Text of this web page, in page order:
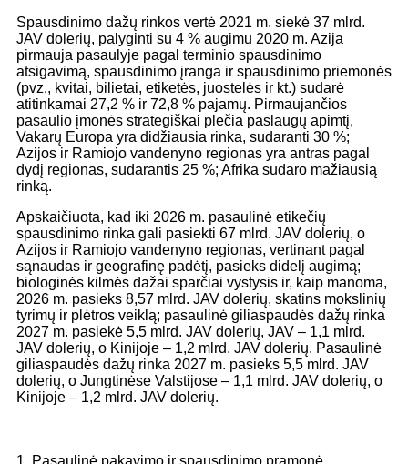
Spausdinimo dažų rinkos vertė 2021 m. siekė 37 mlrd.
JAV dolerių, palyginti su 4 % augimu 2020 m. Azija
pirmauja pasaulyje pagal terminio spausdinimo
atsigavimą, spausdinimo įranga ir spausdinimo priemonės
(pvz., kvitai, bilietai, etiketės, juostelės ir kt.) sudarė
atitinkamai 27,2 % ir 72,8 % pajamų. Pirmaujančios
pasaulio įmonės strategiškai plečia paslaugų apimtį,
Vakarų Europa yra didžiausia rinka, sudaranti 30 %;
Azijos ir Ramiojo vandenyno regionas yra antras pagal
dydį regionas, sudarantis 25 %; Afrika sudaro mažiausią
rinką.
Apskaičiuota, kad iki 2026 m. pasaulinė etikečių
spausdinimo rinka gali pasiekti 67 mlrd. JAV dolerių, o
Azijos ir Ramiojo vandenyno regionas, vertinant pagal
sąnaudas ir geografinę padėtį, pasieks didelį augimą;
biologinės kilmės dažai sparčiai vystysis ir, kaip manoma,
2026 m. pasieks 8,57 mlrd. JAV dolerių, skatins mokslinių
tyrimų ir plėtros veiklą; pasaulinė giliaspaudės dažų rinka
2027 m. pasiekė 5,5 mlrd. JAV dolerių, JAV – 1,1 mlrd.
JAV dolerių, o Kinijoje – 1,2 mlrd. JAV dolerių. Pasaulinė
giliaspaudės dažų rinka 2027 m. pasieks 5,5 mlrd. JAV
dolerių, o Jungtinėse Valstijose – 1,1 mlrd. JAV dolerių, o
Kinijoje – 1,2 mlrd. JAV dolerių.
1. Pasaulinė pakavimo ir spausdinimo pramonė